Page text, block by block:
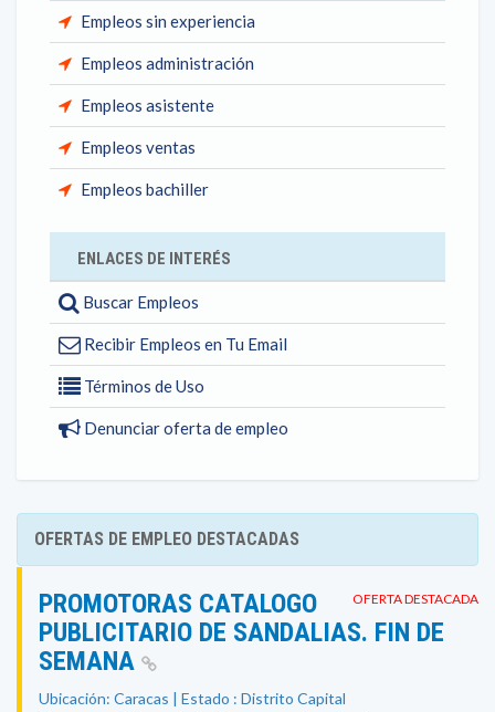
Empleos sin experiencia
Empleos administración
Empleos asistente
Empleos ventas
Empleos bachiller
ENLACES DE INTERÉS
Buscar Empleos
Recibir Empleos en Tu Email
Términos de Uso
Denunciar oferta de empleo
OFERTAS DE EMPLEO DESTACADAS
OFERTA DESTACADA
PROMOTORAS CATALOGO
PUBLICITARIO DE SANDALIAS. FIN DE
SEMANA
Ubicación: Caracas | Estado : Distrito Capital